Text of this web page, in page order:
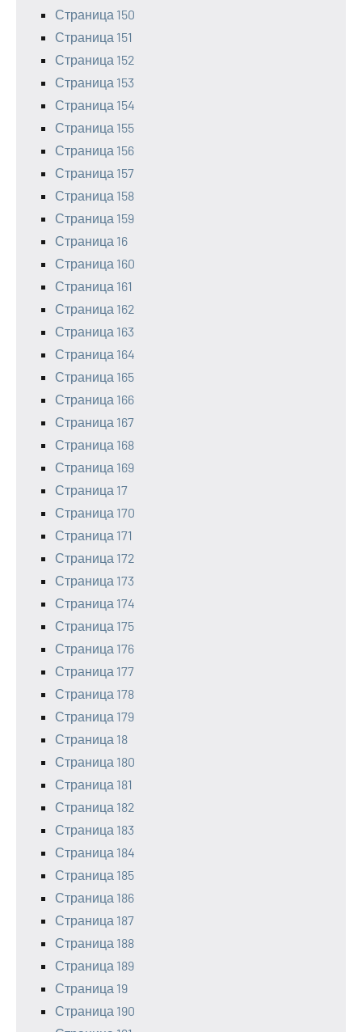
Страница 150
Страница 151
Страница 152
Страница 153
Страница 154
Страница 155
Страница 156
Страница 157
Страница 158
Страница 159
Страница 16
Страница 160
Страница 161
Страница 162
Страница 163
Страница 164
Страница 165
Страница 166
Страница 167
Страница 168
Страница 169
Страница 17
Страница 170
Страница 171
Страница 172
Страница 173
Страница 174
Страница 175
Страница 176
Страница 177
Страница 178
Страница 179
Страница 18
Страница 180
Страница 181
Страница 182
Страница 183
Страница 184
Страница 185
Страница 186
Страница 187
Страница 188
Страница 189
Страница 19
Страница 190